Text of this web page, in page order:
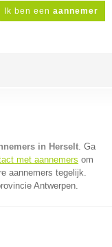
Ik ben een aannemer
in Herselt. Ga
met aannemers om
aannemers tegelijk.
Antwerpen.